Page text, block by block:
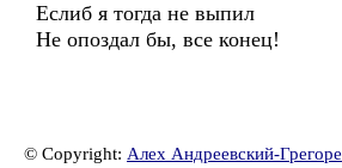
Еслиб я тогда не выпил
Не опоздал бы, все конец!
© Copyright: Алех Андреевский-Грегоре